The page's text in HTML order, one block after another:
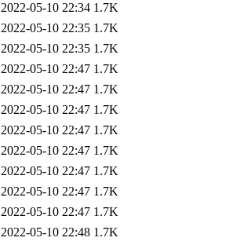
2022-05-10 22:34 1.7K
2022-05-10 22:35 1.7K
2022-05-10 22:35 1.7K
2022-05-10 22:47 1.7K
2022-05-10 22:47 1.7K
2022-05-10 22:47 1.7K
2022-05-10 22:47 1.7K
2022-05-10 22:47 1.7K
2022-05-10 22:47 1.7K
2022-05-10 22:47 1.7K
2022-05-10 22:47 1.7K
2022-05-10 22:48 1.7K